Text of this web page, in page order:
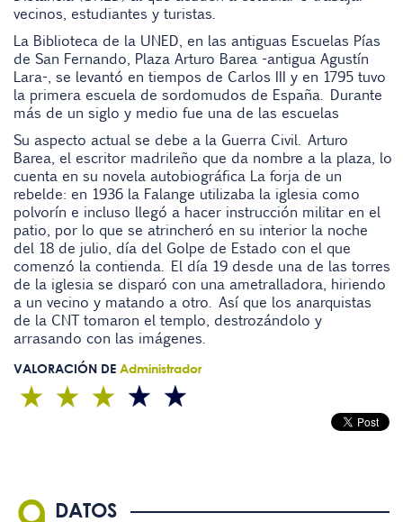
vecinos, estudiantes y turistas.
La Biblioteca de la UNED, en las antiguas Escuelas Pías
de San Fernando, Plaza Arturo Barea -antigua Agustín
Lara-, se levantó en tiempos de Carlos III y en 1795 tuvo
la primera escuela de sordomudos de España. Durante
más de un siglo y medio fue una de las escuelas
Su aspecto actual se debe a la Guerra Civil. Arturo
Barea, el escritor madrileño que da nombre a la plaza, lo
cuenta en su novela autobiográfica La forja de un
rebelde: en 1936 la Falange utilizaba la iglesia como
polvorín e incluso llegó a hacer instrucción militar en el
patio, por lo que se atrincheró en su interior la noche
del 18 de julio, día del Golpe de Estado con el que
comenzó la contienda. El día 19 desde una de las torres
de la iglesia se disparó con una ametralladora, hiriendo
a un vecino y matando a otro. Así que los anarquistas
de la CNT tomaron el templo, destrozándolo y
arrasando con las imágenes.
VALORACIÓN DE Administrador
DATOS